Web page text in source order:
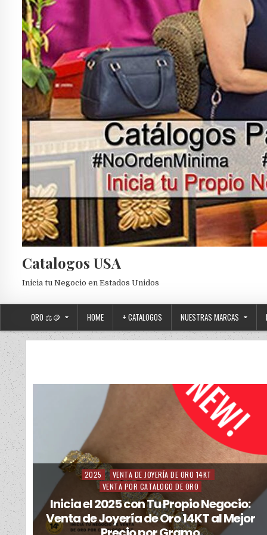
Catalogos USA
Inicia tu Negocio en Estados Unidos
ORO ⚖️🪙 HOME + CATALOGOS NUESTRAS MARCAS
Posted in
2025
VENTA DE JOYERÍA DE ORO 14KT
VENTA POR CATALOGO DE ORO
Inicia el 2025 con Tu Propio Negocio:
Venta de Joyería de Oro 14KT al Mejor